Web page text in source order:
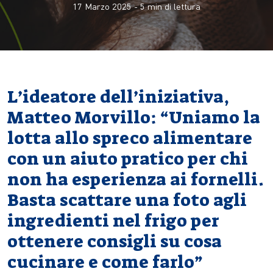
17 Marzo 2025-5min di lettura
L’ideatore dell’iniziativa,
Matteo Morvillo: “Uniamo la
lotta allo spreco alimentare
con un aiuto pratico per chi
non ha esperienza ai fornelli.
Basta scattare una foto agli
ingredienti nel frigo per
ottenere consigli su cosa
cucinare e come farlo”